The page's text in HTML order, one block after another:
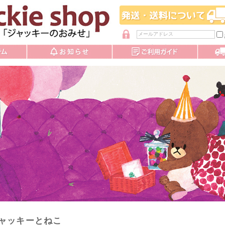
パスワードを忘れた方
ッキーとねこ